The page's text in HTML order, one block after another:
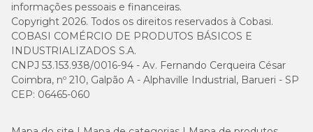
informações pessoais e financeiras.
Copyright 2026. Todos os direitos reservados à Cobasi.
COBASI COMÉRCIO DE PRODUTOS BÁSICOS E
INDUSTRIALIZADOS S.A.
CNPJ 53.153.938/0016-94 - Av. Fernando Cerqueira César
Coimbra, nº 210, Galpão A - Alphaville Industrial, Barueri - SP
CEP: 06465-060